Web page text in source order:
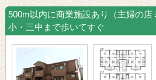
500m以内に商業施設あり（主婦の
小・三中まで歩いてすぐ